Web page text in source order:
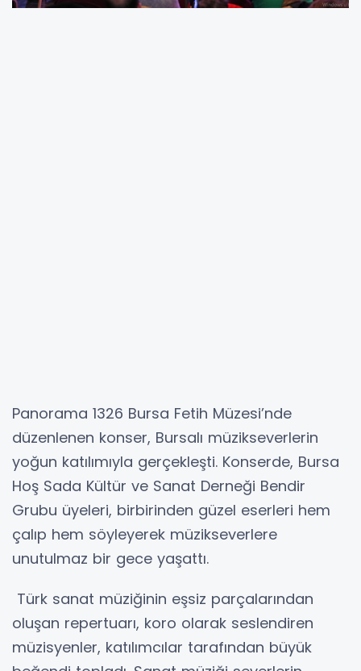
Panorama 1326 Bursa Fetih Müzesi’nde
düzenlenen konser, Bursalı müzikseverlerin
yoğun katılımıyla gerçekleşti. Konserde, Bursa
Hoş Sada Kültür ve Sanat Derneği Bendir
Grubu üyeleri, birbirinden güzel eserleri hem
çalıp hem söyleyerek müzikseverlere
unutulmaz bir gece yaşattı.
Türk sanat müziğinin eşsiz parçalarından
oluşan repertuarı, koro olarak seslendiren
müzisyenler, katılımcılar tarafından büyük